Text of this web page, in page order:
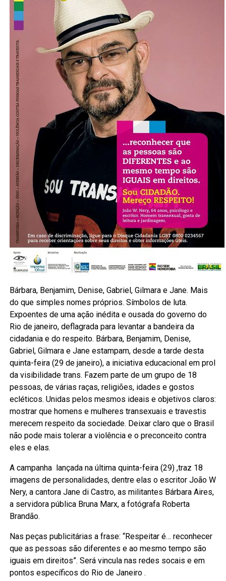
Bárbara, Benjamim, Denise, Gabriel, Gilmara e Jane. Mais
do que simples nomes próprios. Símbolos de luta.
Expoentes de uma ação inédita e ousada do governo do
Rio de janeiro, deflagrada para levantar a bandeira da
cidadania e do respeito. Bárbara, Benjamim, Denise,
Gabriel, Gilmara e Jane estampam, desde a tarde desta
quinta-feira (29 de janeiro), a iniciativa educacional em prol
da visibilidade trans. Fazem parte de um grupo de 18
pessoas, de várias raças, religiões, idades e gostos
ecléticos. Unidas pelos mesmos ideais e objetivos claros:
mostrar que homens e mulheres transexuais e travestis
merecem respeito da sociedade. Deixar claro que o Brasil
não pode mais tolerar a violência e o preconceito contra
eles e elas.
A campanha lançada na última quinta-feira (29) ,traz 18
imagens de personalidades, dentre elas o escritor João W
Nery, a cantora Jane di Castro, as militantes Bárbara Aires,
a servidora pública Bruna Marx, a fotógrafa Roberta
Brandão.
Nas peças publicitárias a frase: “Respeitar é… reconhecer
que as pessoas são diferentes e ao mesmo tempo são
iguais em direitos”. Será vincula nas redes socais e em
pontos específicos do Rio de Janeiro .